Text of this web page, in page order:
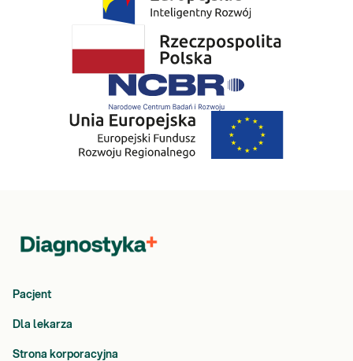
Pacjent
Dla lekarza
Strona korporacyjna